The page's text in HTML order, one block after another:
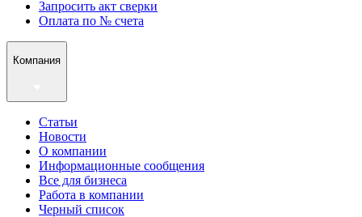
Запросить акт сверки
Оплата по № счета
Компания
Статьи
Новости
О компании
Информационные сообщения
Все для бизнеса
Работа в компании
Черный список